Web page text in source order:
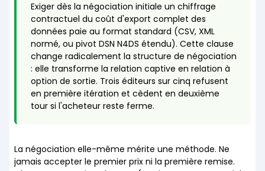
Exiger dès la négociation initiale un chiffrage
contractuel du coût d'export complet des
données paie au format standard (CSV, XML
normé, ou pivot DSN N4DS étendu). Cette clause
change radicalement la structure de négociation
: elle transforme la relation captive en relation à
option de sortie. Trois éditeurs sur cinq refusent
en première itération et cèdent en deuxième
tour si l'acheteur reste ferme.
La négociation elle-même mérite une méthode. Ne
jamais accepter le premier prix ni la première remise.